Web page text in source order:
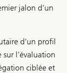
jalon d’un
d’un profil
l’évaluation
ciblée et